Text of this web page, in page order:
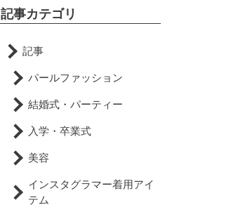
記事カテゴリ
記事
パールファッション
結婚式・パーティー
入学・卒業式
美容
インスタグラマー着用アイ
テム